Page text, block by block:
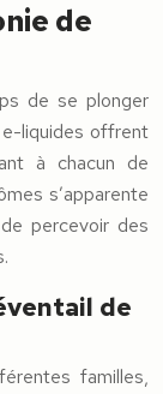
de
de se plonger
liquides offrent
à chacun de
s’apparente
percevoir des
de
familles,